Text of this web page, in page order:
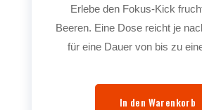
Erlebe den Fokus-Kick
Beeren. Eine Dose reicht je
für eine Dauer von bis zu
In den Warenkorb